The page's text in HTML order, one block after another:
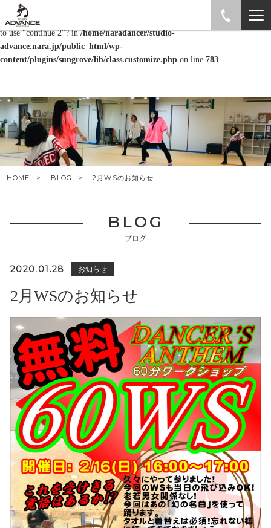
Warning: "continue" targeting switch is equivalent to "break". Did you mean
to use "continue 2"? in/home/naradancer/studio-
advance.nara.jp/public_html/wp-
content/plugins/sungrove/lib/class.customize.php on line 783
BLOG
ブログ
HOME BLOG 2月WSのお知らせ
2020.01.28 お知らせ
2月WSのお知らせ